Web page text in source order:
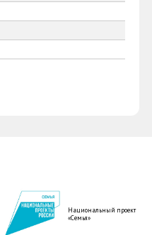
Национальный проект
«Семья»